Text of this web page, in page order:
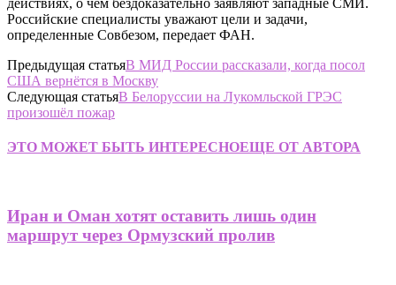
Российские специалисты уважают цели и задачи,
определенные Совбезом, передает ФАН.
Предыдущая статьяВ МИД России рассказали, когда посол
США вернётся в Москву
Следующая статьяВ Белоруссии на Лукомльской ГРЭС
произошёл пожар
ЭТО МОЖЕТ БЫТЬ ИНТЕРЕСНОЕЩЕ ОТ АВТОРА
Иран и Оман хотят оставить лишь один
маршрут через Ормузский пролив